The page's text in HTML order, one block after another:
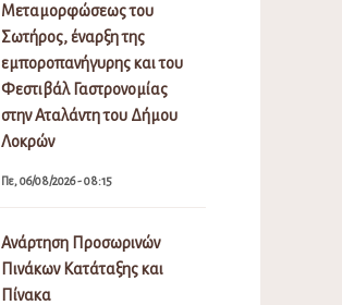
Μεταμορφώσεως του
Σωτήρος, έναρξη της
εμποροπανήγυρης και του
Φεστιβάλ Γαστρονομίας
στην Αταλάντη του Δήμου
Λοκρών
Πε, 06/08/2026 - 08:15
Ανάρτηση Προσωρινών
Πινάκων Κατάταξης και
Πίνακα